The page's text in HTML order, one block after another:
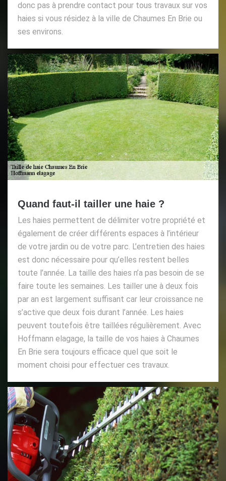
donc pas à prendre contact pour tous travaux sur vos
haies si vous résidez à la ville de Chaumes En Brie ou
ses environs.
Quand faut-il tailler une haie ?
Les haies permettent de délimiter votre propriété et
également de créer différents espaces à l’intérieur
de votre jardin ou de votre parc. L’entretien des haies
est donc nécessaire pour qu’elles restent belles
toute l’année. La taille des haies n’a pas besoin de se
faire toute les semaines. Les tailler une à deux fois
par an est largement suffisant car leur croissance ne
s’active que deux fois durant l’année. Les haies
peuvent toutefois être taillées régulièrement. Avec
Hoffmann elagage, la taille de vos haies à Chaumes
En Brie sera toujours efficace quel que soit le
moment choisi pour effectuer ces travaux.